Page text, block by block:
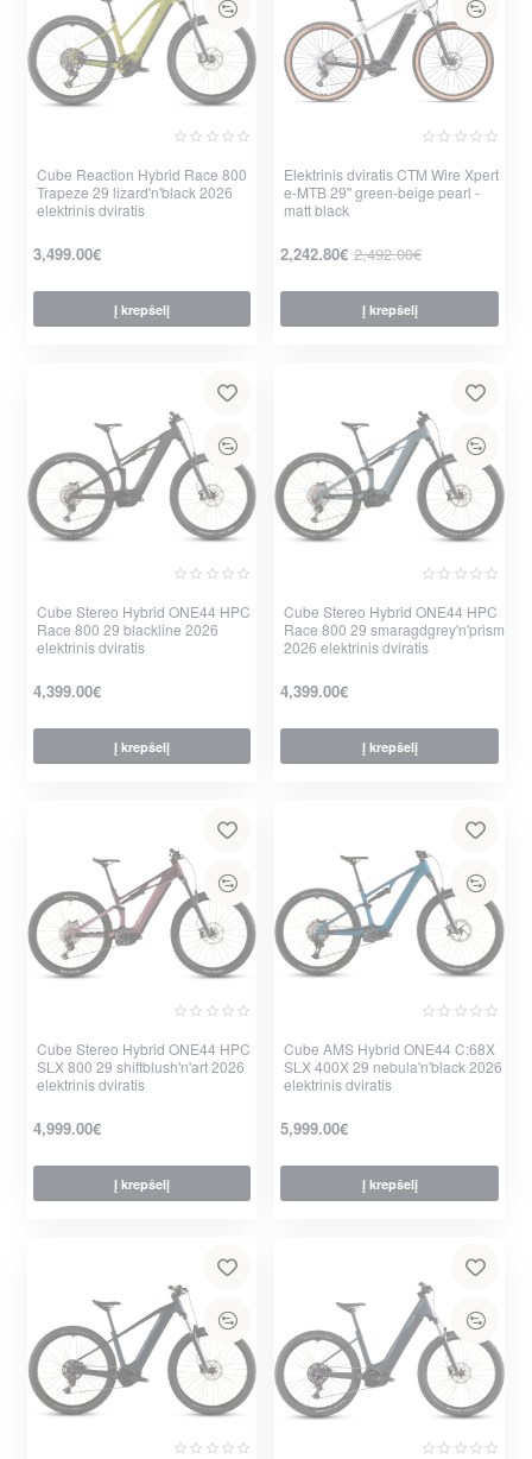
Nauja
Cube Reaction Hybrid Race 800
Trapeze 29 lizard'n'black 2026
elektrinis dviratis
3,499.00€
Į krepšelį
-10%
Elektrinis dviratis CTM Wire Xpert
e-MTB 29" green-beige pearl -
matt black
2,242.80€ 2,492.00€
Į krepšelį
Cube Stereo Hybrid ONE44 HPC
Race 800 29 blackline 2026
elektrinis dviratis
4,399.00€
Į krepšelį
Cube Stereo Hybrid ONE44 HPC
Race 800 29 smaragdgrey'n'prism
2026 elektrinis dviratis
4,399.00€
Į krepšelį
Cube Stereo Hybrid ONE44 HPC
SLX 800 29 shiftblush'n'art 2026
elektrinis dviratis
4,999.00€
Į krepšelį
Cube AMS Hybrid ONE44 C:68X
SLX 400X 29 nebula'n'black 2026
elektrinis dviratis
5,999.00€
Į krepšelį